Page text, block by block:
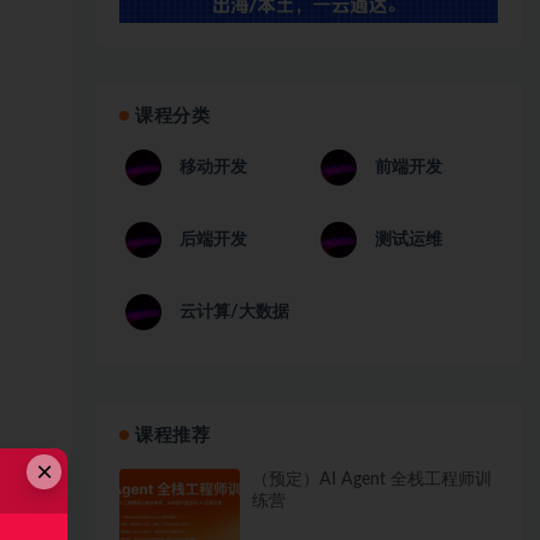
课程分类
移动开发 前端开发
后端开发 测试运维
云计算/大数据
课程推荐
（预定）AI Agent 全栈工程师训
练营
×